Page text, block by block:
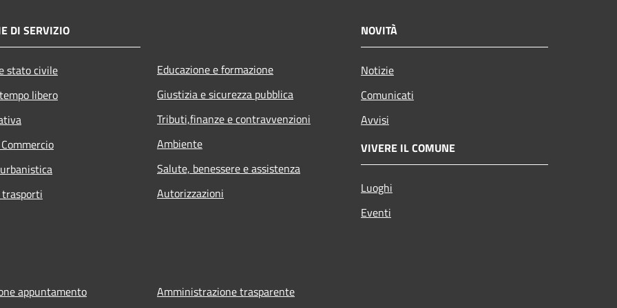
DI SERVIZIO
stato civile
libero
Educazione e formazione
Giustizia e sicurezza pubblica
Tributi,finanze e contravvenzioni
Ambiente
Salute, benessere e assistenza
Autorizzazioni
NOVITÀ
Notizie
Comunicati
Avvisi
VIVERE IL COMUNE
Luoghi
Eventi
appuntamento
Amministrazione trasparente